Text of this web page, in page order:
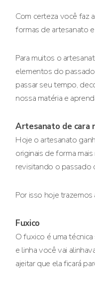
Com certeza você faz
formas de artesanato
Para muitos o
elementos do
passar seu tempo,
nossa matéria e
Artesanato de cara
Hoje o artesanato
originais de forma
revisitando o passado
Por isso hoje
Fuxico
O fuxico é uma
e linha você vai
ajeitar que ela ficará